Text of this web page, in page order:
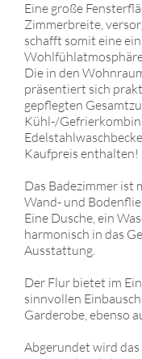
Eine große
Zimmerbreite,
schafft somit eine
Die in den
präsentiert sich
gepflegten
Kühl-/
Kaufpreis enthalten!
Das Badezimmer ist
Wand- und
Eine Dusche, ein
harmonisch in das
Ausstattung.
Der Flur bietet im
sinnvollen
Garderobe, ebenso
Abgerundet wird